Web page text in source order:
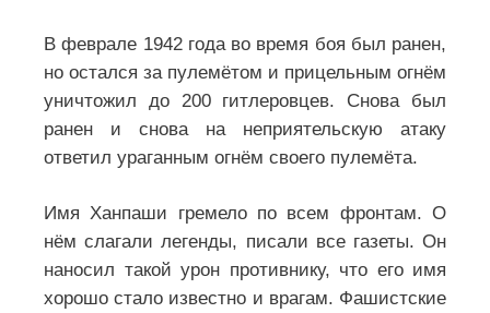
В феврале 1942 года во время боя был ранен,
но остался за пулемётом и прицельным огнём
уничтожил до 200 гитлеровцев. Снова был
ранен и снова на неприятельскую атаку
ответил ураганным огнём своего пулемёта.
Имя Ханпаши гремело по всем фронтам. О
нём слагали легенды, писали все газеты. Он
наносил такой урон противнику, что его имя
хорошо стало известно и врагам. Фашистские